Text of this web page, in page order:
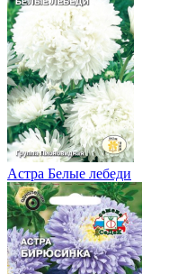
Астра Белые лебеди